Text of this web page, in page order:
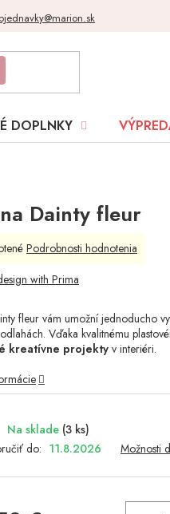
DOPLNKY
Dainty fleur
Na sklade (3 ks)
do: 11.8.2026 Možnosti
fleur vám umožní jednoducho
Vďaka kvalitnému
kreatívne projektyv interiéri.
Podrobnosti hodnotenia
with Prima